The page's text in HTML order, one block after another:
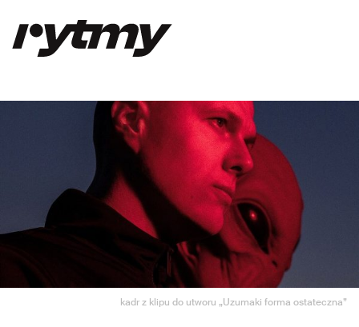
kadr z klipu do utworu „Uzumaki forma ostateczna”